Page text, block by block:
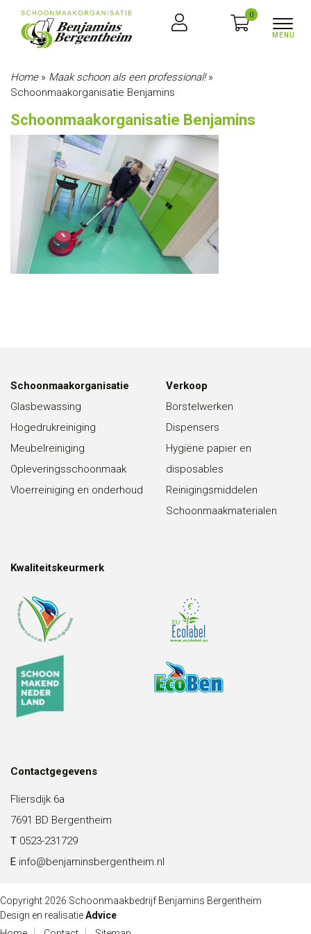
0
Home» Maak schoon als een professional!»
Schoonmaakorganisatie Benjamins
Schoonmaakorganisatie Benjamins
Schoonmaakorganisatie
Glasbewassing
Hogedrukreiniging
Meubelreiniging
Opleveringsschoonmaak
Vloerreiniging en onderhoud
Verkoop
Borstelwerken
Dispensers
Hygiëne papier en
disposables
Reinigingsmiddelen
Schoonmaakmaterialen
Kwaliteitskeurmerk
Contactgegevens
Fliersdijk 6a
7691 BD Bergentheim
T 0523-231729
E info@benjaminsbergentheim.nl
Copyright 2026 Schoonmaakbedrijf Benjamins Bergentheim
Design en realisatieAdvice